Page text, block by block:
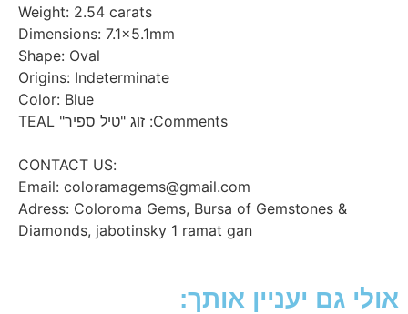
Weight: 2.54 carats
Dimensions: 7.1x5.1mm
Shape: Oval
Origins: Indeterminate
Color: Blue
Comments: זוג "טיל ספיר" TEAL
Email: coloramagems@gmail.com
Adress: Coloroma Gems, Bursa of Gemstones &
Diamonds, jabotinsky 1 ramat gan
גם יעניין אותך: